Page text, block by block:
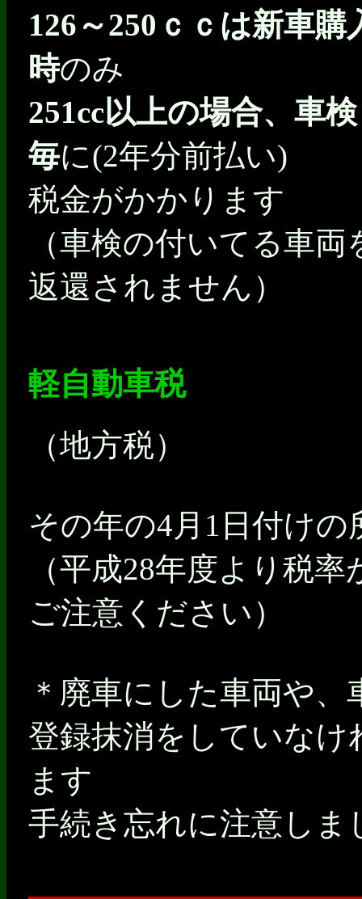
126～250ｃｃは新車購
時のみ
251cc以上の場合、車検
毎に(2年分前払い)
税金がかかります
（車検の付いてる車
返還されません）
軽自動車税
（地方税）
その年の4月1日付け
（平成28年度より税
ご注意ください）
＊廃車にした車両や
登録抹消をしていな
ます
手続き忘れに注意しま